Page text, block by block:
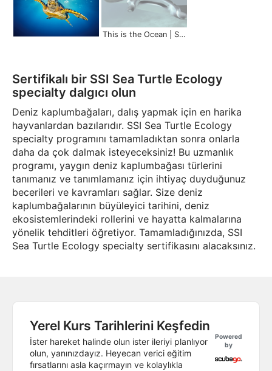
This is the Ocean | Scuba Schools International
Sertifikalı bir SSI Sea Turtle Ecology
specialty dalgıcı olun
Deniz kaplumbağaları, dalış yapmak için en harika
hayvanlardan bazılarıdır. SSI Sea Turtle Ecology
specialty programını tamamladıktan sonra onlarla
daha da çok dalmak isteyeceksiniz! Bu uzmanlık
programı, yaygın deniz kaplumbağası türlerini
tanımanız ve tanımlamanız için ihtiyaç duyduğunuz
becerileri ve kavramları sağlar. Size deniz
kaplumbağalarının büyüleyici tarihini, deniz
ekosistemlerindeki rollerini ve hayatta kalmalarına
yönelik tehditleri öğretiyor. Tamamladığınızda, SSI
Sea Turtle Ecology specialty sertifikasını alacaksınız.
Yerel Kurs Tarihlerini Keşfedin
İster hareket halinde olun ister ileriyi planlıyor
olun, yanınızdayız. Heyecan verici eğitim
fırsatlarını asla kaçırmayın ve kolaylıkla
Powered
by